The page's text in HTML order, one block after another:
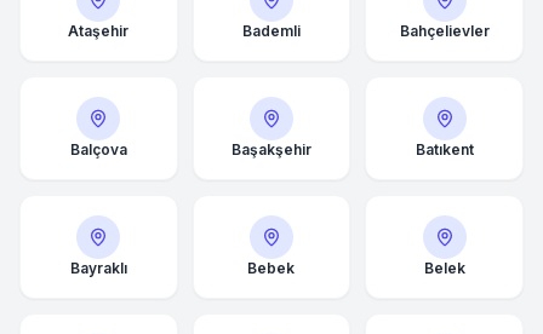
Ataşehir Bademli Bahçelievler
Balçova Başakşehir Batıkent
Bayraklı Bebek Belek